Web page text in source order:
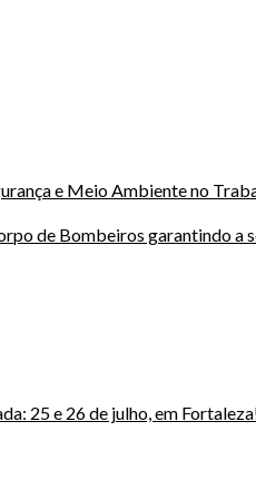
e Meio Ambiente no
de Bombeiros garantindo a
25 e 26 de julho, em